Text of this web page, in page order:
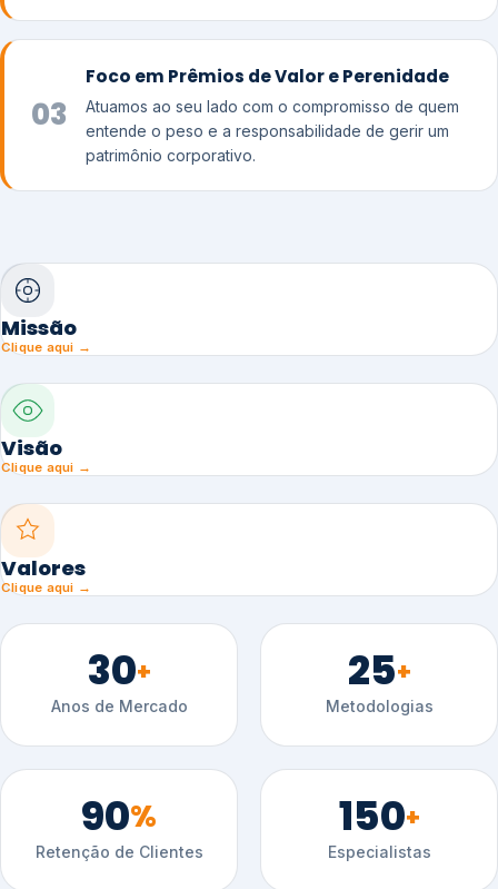
03
Foco em Prêmios de Valor e Perenidade
Atuamos ao seu lado com o compromisso de quem
entende o peso e a responsabilidade de gerir um
patrimônio corporativo.
Missão
Clique aqui →
Visão
Clique aqui →
Valores
Clique aqui →
30+
Anos de Mercado
25+
Metodologias
90%
Retenção de Clientes
150+
Especialistas